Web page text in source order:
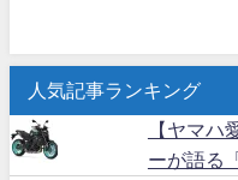
人気記事ランキング
【ヤマハ
ーが語る